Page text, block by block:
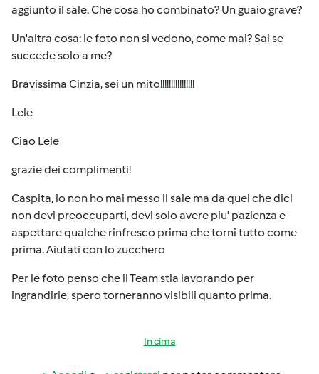
aggiunto il sale. Che cosa ho combinato? Un guaio grave?
Un'altra cosa: le foto non si vedono, come mai? Sai se
succede solo a me?
Bravissima Cinzia, sei un mito!!!!!!!!!!!!!!!!
Lele
Ciao Lele
grazie dei complimenti!
Caspita, io non ho mai messo il sale ma da quel che dici
non devi preoccuparti, devi solo avere piu' pazienza e
aspettare qualche rinfresco prima che torni tutto come
prima. Aiutati con lo zucchero
Per le foto penso che il Team stia lavorando per
ingrandirle, spero torneranno visibili quanto prima.
In cima